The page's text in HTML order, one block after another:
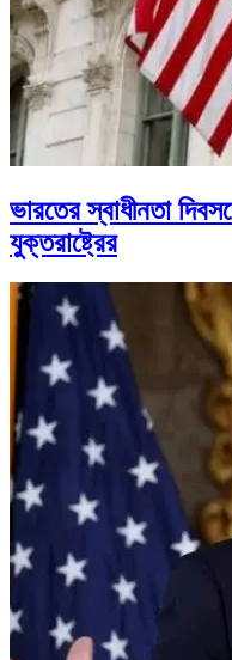
ভারতের স্বাধীনতা
যুক্তরাষ্ট্রের